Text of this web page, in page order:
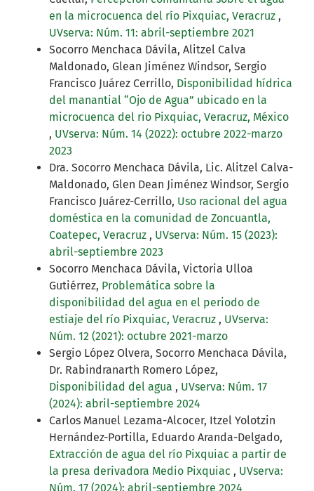
en la microcuenca del río Pixquiac, Veracruz ,
UVserva: Núm. 11: abril-septiembre 2021
Socorro Menchaca Dávila, Alitzel Calva
Maldonado, Glean Jiménez Windsor, Sergio
Francisco Juárez Cerrillo, Disponibilidad hídrica
del manantial “Ojo de Agua” ubicado en la
microcuenca del rio Pixquiac, Veracruz, México
, UVserva: Núm. 14 (2022): octubre 2022-marzo
2023
Dra. Socorro Menchaca Dávila, Lic. Alitzel Calva-
Maldonado, Glen Dean Jiménez Windsor, Sergio
Francisco Juárez-Cerrillo, Uso racional del agua
doméstica en la comunidad de Zoncuantla,
Coatepec, Veracruz , UVserva: Núm. 15 (2023):
abril-septiembre 2023
Socorro Menchaca Dávila, Victoria Ulloa
Gutiérrez, Problemática sobre la
disponibilidad del agua en el periodo de
estiaje del río Pixquiac, Veracruz , UVserva:
Núm. 12 (2021): octubre 2021-marzo
Sergio López Olvera, Socorro Menchaca Dávila,
Dr. Rabindranarth Romero López,
Disponibilidad del agua , UVserva: Núm. 17
(2024): abril-septiembre 2024
Carlos Manuel Lezama-Alcocer, Itzel Yolotzin
Hernández-Portilla, Eduardo Aranda-Delgado,
Extracción de agua del río Pixquiac a partir de
la presa derivadora Medio Pixquiac , UVserva:
Núm. 17 (2024): abril-septiembre 2024